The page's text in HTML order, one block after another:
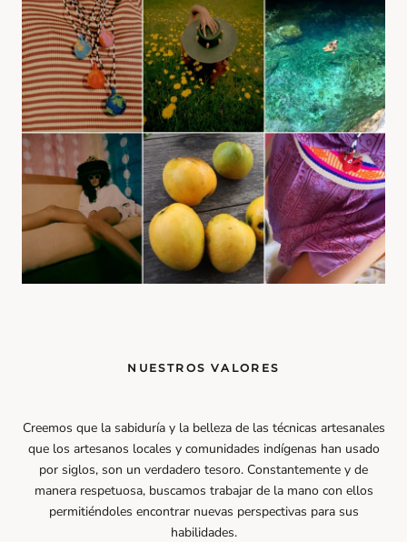
NUESTROS VALORES
Creemos que la sabiduría y la belleza de las técnicas artesanales
que los artesanos locales y comunidades indígenas han usado
por siglos, son un verdadero tesoro. Constantemente y de
manera respetuosa, buscamos trabajar de la mano con ellos
permitiéndoles encontrar nuevas perspectivas para sus
habilidades.